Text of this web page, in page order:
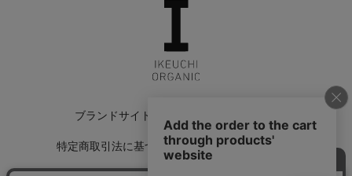
ブランドサイト
特定商取引法に基づく表記 返品特約について